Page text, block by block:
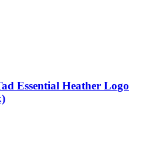
Essential Heather Logo